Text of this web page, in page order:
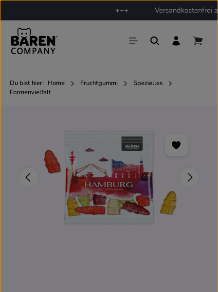
+++ Versandkostenfrei
Du bist hier: Home Fruchtgummi
Spezielles
Formenvielfalt